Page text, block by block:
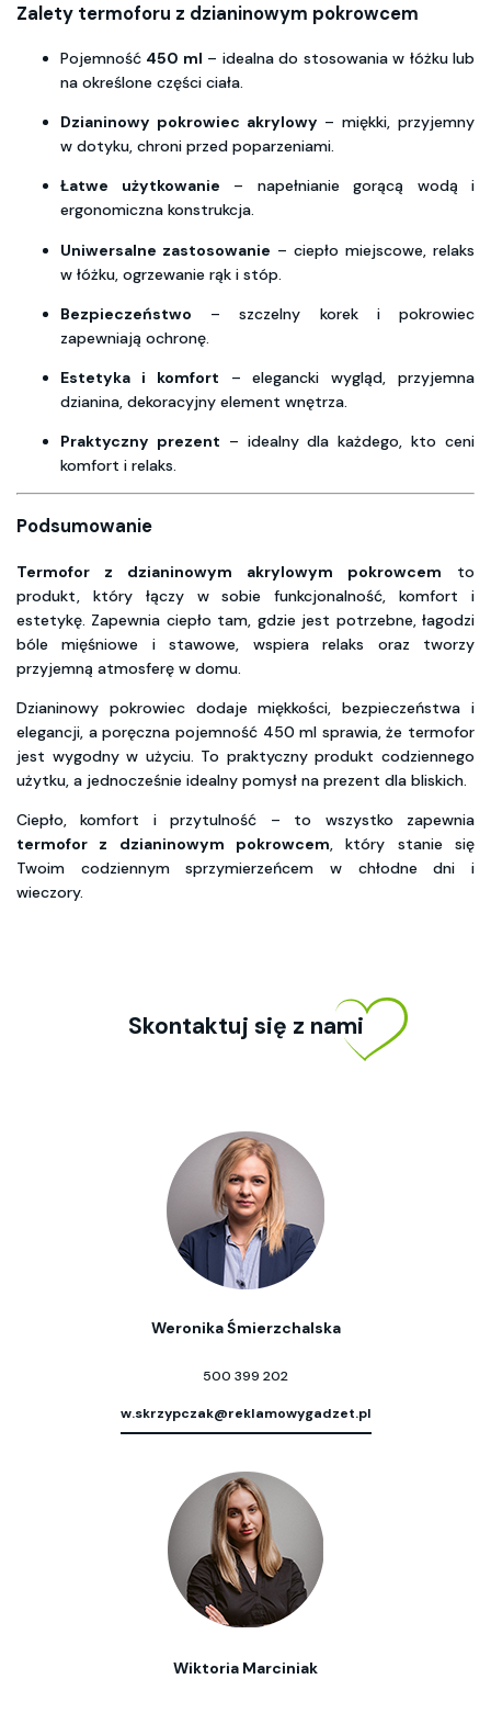
Zalety termoforu z dzianinowym pokrowcem
Pojemność 450 ml – idealna do stosowania w łóżku lub
na określone części ciała.
Dzianinowy pokrowiec akrylowy – miękki, przyjemny
w dotyku, chroni przed poparzeniami.
Łatwe użytkowanie – napełnianie gorącą wodą i
ergonomiczna konstrukcja.
Uniwersalne zastosowanie – ciepło miejscowe, relaks
w łóżku, ogrzewanie rąk i stóp.
Bezpieczeństwo – szczelny korek i pokrowiec
zapewniają ochronę.
Estetyka i komfort – elegancki wygląd, przyjemna
dzianina, dekoracyjny element wnętrza.
Praktyczny prezent – idealny dla każdego, kto ceni
komfort i relaks.
Podsumowanie
Termofor z dzianinowym akrylowym pokrowcem to
produkt, który łączy w sobie funkcjonalność, komfort i
estetykę. Zapewnia ciepło tam, gdzie jest potrzebne, łagodzi
bóle mięśniowe i stawowe, wspiera relaks oraz tworzy
przyjemną atmosferę w domu.
Dzianinowy pokrowiec dodaje miękkości, bezpieczeństwa i
elegancji, a poręczna pojemność 450 ml sprawia, że termofor
jest wygodny w użyciu. To praktyczny produkt codziennego
użytku, a jednocześnie idealny pomysł na prezent dla bliskich.
Ciepło, komfort i przytulność – to wszystko zapewnia
termofor z dzianinowym pokrowcem, który stanie się
Twoim codziennym sprzymierzeńcem w chłodne dni i
wieczory.
Skontaktuj się z nami
Weronika Śmierzchalska
500 399 202
w.skrzypczak@reklamowygadzet.pl
Wiktoria Marciniak